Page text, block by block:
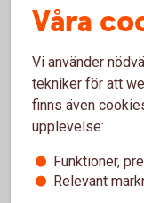
Besök oss
Välkommen till
Våra
Vi använder
tekniker för att
finns även
upplevelse:
Funktioner,
Relevant